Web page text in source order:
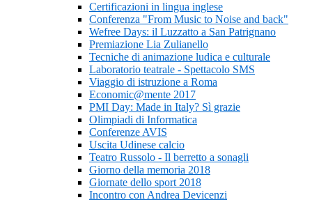
Certificazioni in lingua inglese
Conferenza "From Music to Noise and back"
Wefree Days: il Luzzatto a San Patrignano
Premiazione Lia Zulianello
Tecniche di animazione ludica e culturale
Laboratorio teatrale - Spettacolo SMS
Viaggio di istruzione a Roma
Economic@mente 2017
PMI Day: Made in Italy? Sì grazie
Olimpiadi di Informatica
Conferenze AVIS
Uscita Udinese calcio
Teatro Russolo - Il berretto a sonagli
Giorno della memoria 2018
Giornate dello sport 2018
Incontro con Andrea Devicenzi